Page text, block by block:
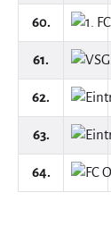
60.
61.
62.
63.
64.